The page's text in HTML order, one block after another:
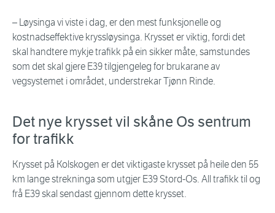
– Løysinga vi viste i dag, er den mest funksjonelle og
kostnadseffektive kryssløysinga. Krysset er viktig, fordi det
skal handtere mykje trafikk på ein sikker måte, samstundes
som det skal gjere E39 tilgjengeleg for brukarane av
vegsystemet i området, understrekar Tjønn Rinde.
Det nye krysset vil skåne Os sentrum
for trafikk
Krysset på Kolskogen er det viktigaste krysset på heile den 55
km lange strekninga som utgjer E39 Stord-Os. All trafikk til og
frå E39 skal sendast gjennom dette krysset.